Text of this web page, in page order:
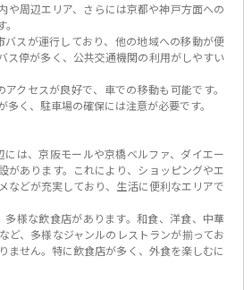
や周辺エリア、さらには京都や神戸方面への
バスが運行しており、他の地域への移動が便
ス停が多く、公共交通機関の利用がしやすい
クセスが良好で、車での移動も可能です。
多く、駐車場の確保には注意が必要です。
には、京阪モールや京橋ベルファ、ダイエー
があります。これにより、ショッピングやエ
などが充実しており、生活に便利なエリアで
多様な飲食店があります。和食、洋食、中華
ど、多様なジャンルのレストランが揃ってお
ません。特に飲食店が多く、外食を楽しむに